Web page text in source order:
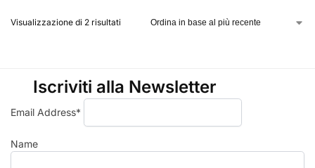
Visualizzazione di 2 risultati
Iscriviti alla Newsletter
Email Address*
Name